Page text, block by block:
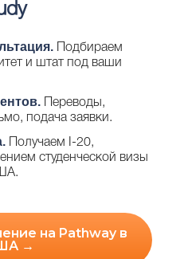
Подбираем
и штат под ваши
Переводы,
подача заявки.
Получаем I-20,
студенческой визы
на Pathway в
→